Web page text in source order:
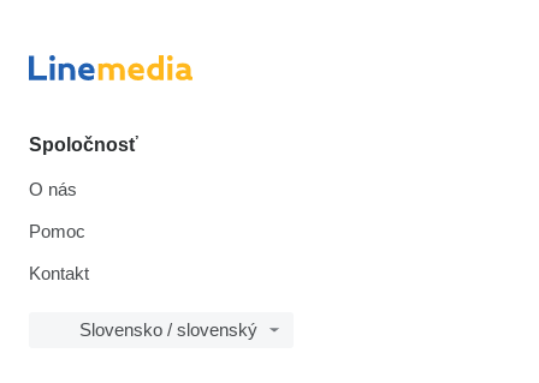
Spoločnosť
O nás
Pomoc
Kontakt
Slovensko / slovenský